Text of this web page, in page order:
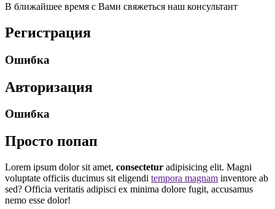
В ближайшее время с Вами свяжеться наш консультант
Регистрация
Ошибка
Авторизация
Ошибка
Просто попап
Lorem ipsum dolor sit amet, consectetur adipisicing elit. Magni
voluptate officiis ducimus sit eligendi tempora magnam inventore ab
sed? Officia veritatis adipisci ex minima dolore fugit, accusamus
nemo esse dolor!